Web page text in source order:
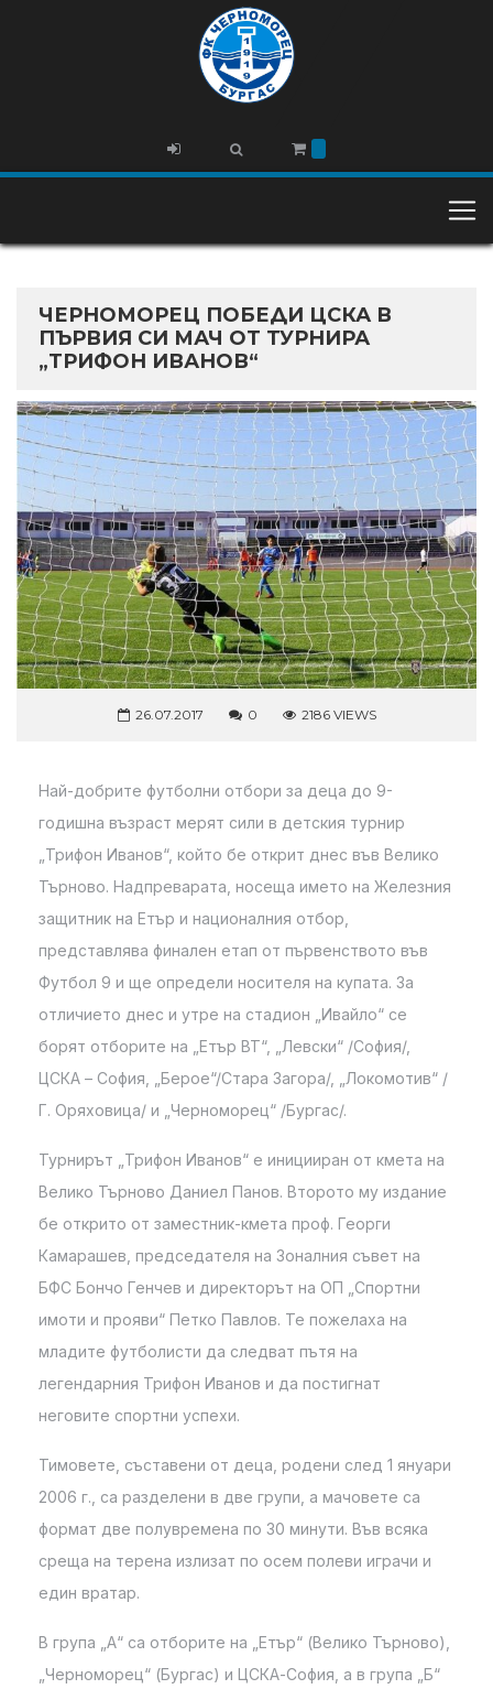
ЧЕРНОМОРЕЦ ПОБЕДИ ЦСКА В
ПЪРВИЯ СИ МАЧ ОТ ТУРНИРА
„ТРИФОН ИВАНОВ“
26.07.2017 0 2186 VIEWS
Най-добрите футболни отбори за деца до 9-
годишна възраст мерят сили в детския турнир
„Трифон Иванов“, който бе открит днес във Велико
Търново. Надпреварата, носеща името на Железния
защитник на Етър и националния отбор,
представлява финален етап от първенството във
Футбол 9 и ще определи носителя на купата. За
отличието днес и утре на стадион „Ивайло“ се
борят отборите на „Етър ВТ“, „Левски“ /София/,
ЦСКА – София, „Берое“/Стара Загора/, „Локомотив“ /
Г. Оряховица/ и „Черноморец“ /Бургас/.
Турнирът „Трифон Иванов“ е иницииран от кмета на
Велико Търново Даниел Панов. Второто му издание
бе открито от заместник-кмета проф. Георги
Камарашев, председателя на Зоналния съвет на
БФС Бончо Генчев и директорът на ОП „Спортни
имоти и прояви“ Петко Павлов. Те пожелаха на
младите футболисти да следват пътя на
легендарния Трифон Иванов и да постигнат
неговите спортни успехи.
Тимовете, съставени от деца, родени след 1 януари
2006 г., са разделени в две групи, а мачовете са
формат две полувремена по 30 минути. Във всяка
среща на терена излизат по осем полеви играчи и
един вратар.
В група „А“ са отборите на „Етър“ (Велико Търново),
„Черноморец“ (Бургас) и ЦСКА-София, а в група „Б“